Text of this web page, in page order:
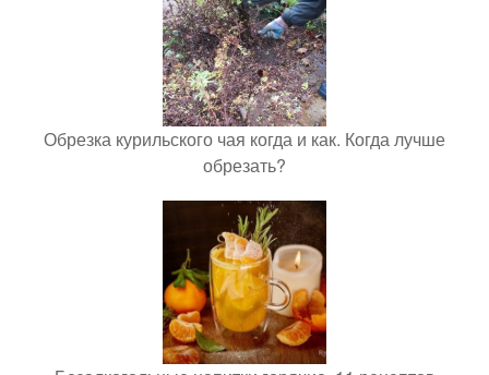
Обрезка курильского чая когда и как. Когда лучше
обрезать?